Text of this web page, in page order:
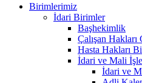
Birimlerimiz
İdari Birimler
Başhekimlik
Çalışan
Hasta Hakları
İdari ve Mali
İdari ve